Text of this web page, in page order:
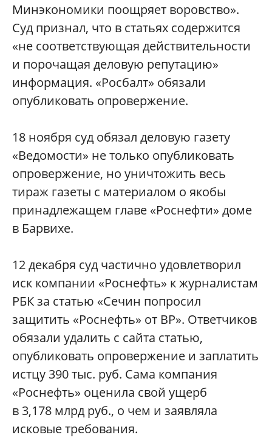
Минэкономики поощряет воровство».
Суд признал, что в статьях содержится
«не соответствующая действительности
и порочащая деловую репутацию»
информация. «Росбалт» обязали
опубликовать опровержение.
18 ноября суд обязал деловую газету
«Ведомости» не только опубликовать
опровержение, но уничтожить весь
тираж газеты с материалом о якобы
принадлежащем главе «Роснефти» доме
в Барвихе.
12 декабря суд частично удовлетворил
иск компании «Роснефть» к журналистам
РБК за статью «Сечин попросил
защитить «Роснефть» от BP». Ответчиков
обязали удалить с сайта статью,
опубликовать опровержение и заплатить
истцу 390 тыс. руб. Сама компания
«Роснефть» оценила свой ущерб
в 3,178 млрд руб., о чем и заявляла
исковые требования.